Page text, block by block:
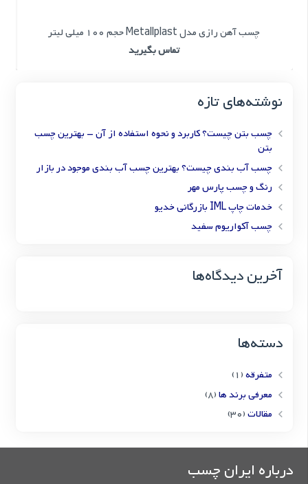
چسب آهن رازی مدل Metallplast حجم 100 میلی لیتر
تماس بگیرید
نوشته‌های تازه
چسب بتن چیست؟ کاربرد و نحوه استفاده از آن – بهترین چسب
بتن
چسب آب بندی چیست؟ بهترین چسب آب بندی موجود در بازار
رنگ و چسب پارس مهر
خدمات چاپ IML بازرگانی خدیو
چسب آکواریوم سفید
آخرین دیدگاه‌ها
دسته‌ها
متفرقه(1)
معرفی برند ها(8)
مقالات(30)
درباره ایران چسب